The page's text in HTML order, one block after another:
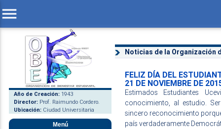
menu
Año de Creación: 1943
Director: Prof. Raimundo Cordero.
Ubicación: Ciudad Universitaria
Menú
Noticias de la Organización
FELIZ DÍA DEL
21 DE NOVIEMBRE DE
Estimados Estudiantes
conocimiento, al estudio.
sincero reconocimiento
país verdaderamente